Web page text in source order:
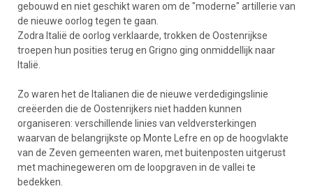
gebouwd en niet geschikt waren om de "moderne" artillerie van
de nieuwe oorlog tegen te gaan.
Zodra Italië de oorlog verklaarde, trokken de Oostenrijkse
troepen hun posities terug en Grigno ging onmiddellijk naar
Italië.
Zo waren het de Italianen die de nieuwe verdedigingslinie
creëerden die de Oostenrijkers niet hadden kunnen
organiseren: verschillende linies van veldversterkingen
waarvan de belangrijkste op Monte Lefre en op de hoogvlakte
van de Zeven gemeenten waren, met buitenposten uitgerust
met machinegeweren om de loopgraven in de vallei te
bedekken.